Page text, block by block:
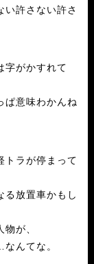
許さない許さ
字がかすれて
ぱ意味わかんね
トラが停まって
る放置車かもし
が、
んてな。